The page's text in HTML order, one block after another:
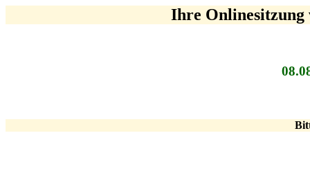
Ihre Onlinesitzung